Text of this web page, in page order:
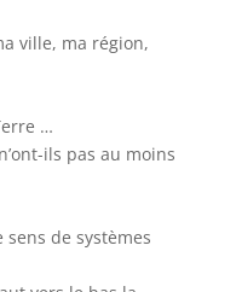
ville, ma région,
…
ils pas au moins
de systèmes